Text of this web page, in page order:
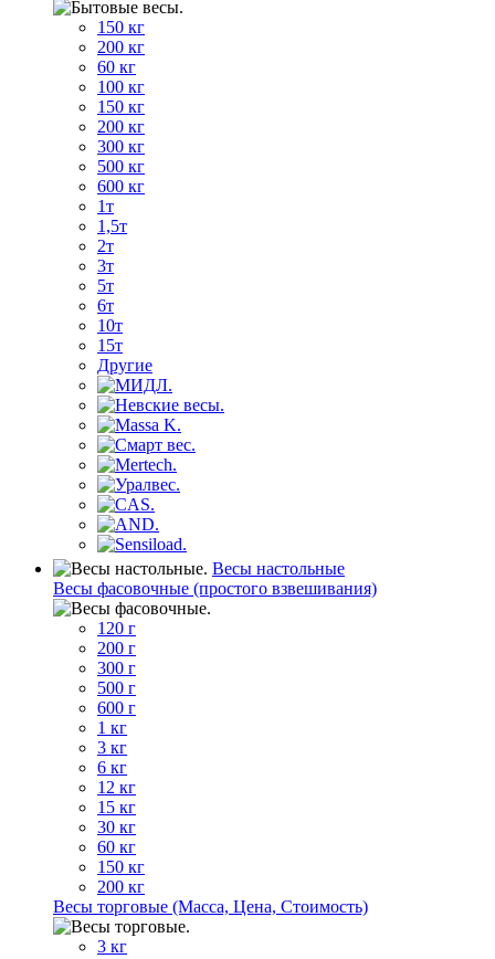
150 кг
200 кг
60 кг
100 кг
150 кг
200 кг
300 кг
500 кг
600 кг
1т
1,5т
2т
3т
5т
6т
10т
15т
Другие
Весы настольные
Весы фасовочные (простого взвешивания)
120 г
200 г
300 г
500 г
600 г
1 кг
3 кг
6 кг
12 кг
15 кг
30 кг
60 кг
150 кг
200 кг
Весы торговые (Масса, Цена, Стоимость)
3 кг